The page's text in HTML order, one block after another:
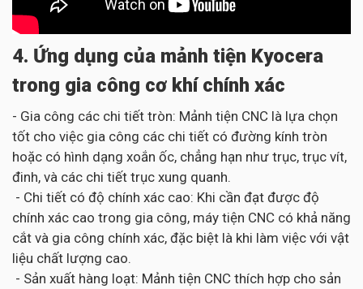
4. Ứng dụng của mảnh tiện Kyocera
trong gia công cơ khí chính xác
- Gia công các chi tiết tròn: Mảnh tiện CNC là lựa chọn
tốt cho việc gia công các chi tiết có đường kính tròn
hoặc có hình dạng xoắn ốc, chẳng hạn như trục, trục vít,
đinh, và các chi tiết trục xung quanh.
- Chi tiết có độ chính xác cao: Khi cần đạt được độ
chính xác cao trong gia công, máy tiện CNC có khả năng
cắt và gia công chính xác, đặc biệt là khi làm việc với vật
liệu chất lượng cao.
- Sản xuất hàng loạt: Mảnh tiện CNC thích hợp cho sản